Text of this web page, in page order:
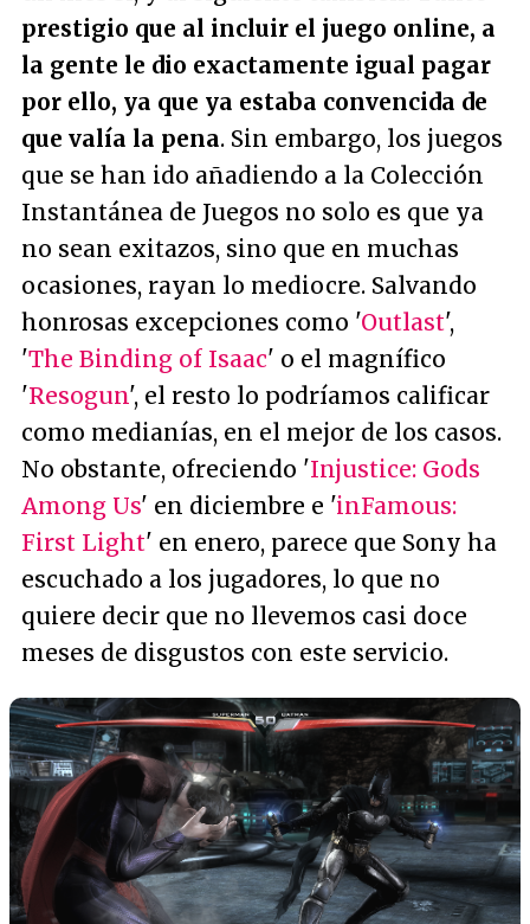
prestigio que al incluir el juego online, a
la gente le dio exactamente igual pagar
por ello, ya que ya estaba convencida de
que valía la pena. Sin embargo, los juegos
que se han ido añadiendo a la Colección
Instantánea de Juegos no solo es que ya
no sean exitazos, sino que en muchas
ocasiones, rayan lo mediocre. Salvando
honrosas excepciones como 'Outlast',
'The Binding of Isaac' o el magnífico
'Resogun', el resto lo podríamos calificar
como medianías, en el mejor de los casos.
No obstante, ofreciendo 'Injustice: Gods
Among Us' en diciembre e 'inFamous:
First Light' en enero, parece que Sony ha
escuchado a los jugadores, lo que no
quiere decir que no llevemos casi doce
meses de disgustos con este servicio.